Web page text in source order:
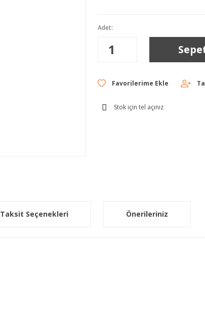
Adet:
Stok için tel açınız
Taksit Seçenekleri Önerileriniz